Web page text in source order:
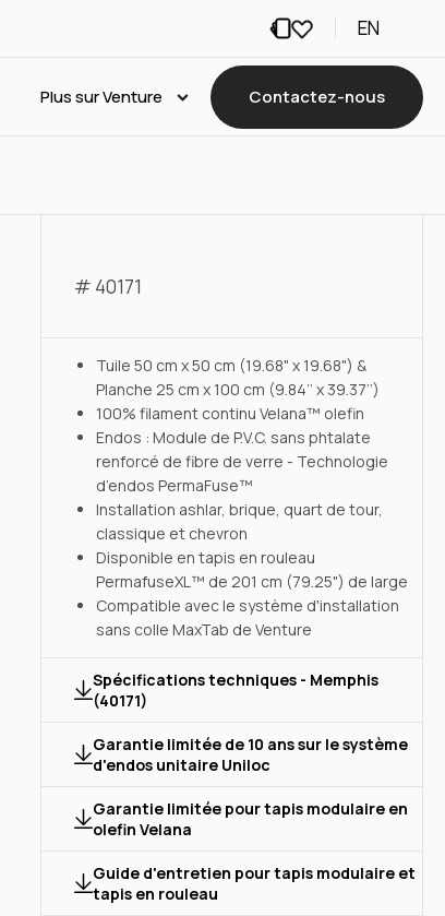
EN
Plus sur Venture Contactez-nous
# 40171
Tuile 50 cm x 50 cm (19.68" x 19.68") &
Planche 25 cm x 100 cm (9.84’’ x 39.37’’)
100% filament continu Velana™ olefin
Endos : Module de P.V.C. sans phtalate
renforcé de fibre de verre - Technologie
d’endos PermaFuse™
Installation ashlar, brique, quart de tour,
classique et chevron
Disponible en tapis en rouleau
PermafuseXL™ de 201 cm (79.25") de large
Compatible avec le système d'installation
sans colle MaxTab de Venture
Spécifications techniques - Memphis
(40171)
Garantie limitée de 10 ans sur le système
d'endos unitaire Uniloc
Garantie limitée pour tapis modulaire en
olefin Velana
Guide d'entretien pour tapis modulaire et
tapis en rouleau